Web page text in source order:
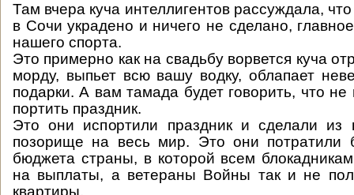
Там вчера куча интеллигентов рассуждала,
в Сочи украдено и ничего не сделано,
нашего спорта.
Это примерно как на свадьбу ворвется куча
морду, выпьет всю вашу водку, облапает
подарки. А вам тамада будет говорить, что не
портить праздник.
Это они испортили праздник и сделали из
позорище на весь мир. Это они потратили
бюджета страны, в которой всем
на выплаты, а ветераны Войны так и не
квартиры.